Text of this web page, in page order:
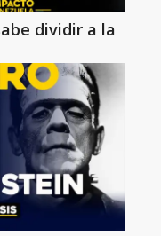
dividir a la